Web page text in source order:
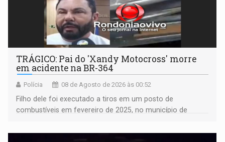
TRÁGICO: Pai do 'Xandy Motocross' morre
em acidente na BR-364
Polícia 08 de Agosto de 2026 às 00:52
Filho dele foi executado a tiros em um posto de
combustíveis em fevereiro de 2025, no município de